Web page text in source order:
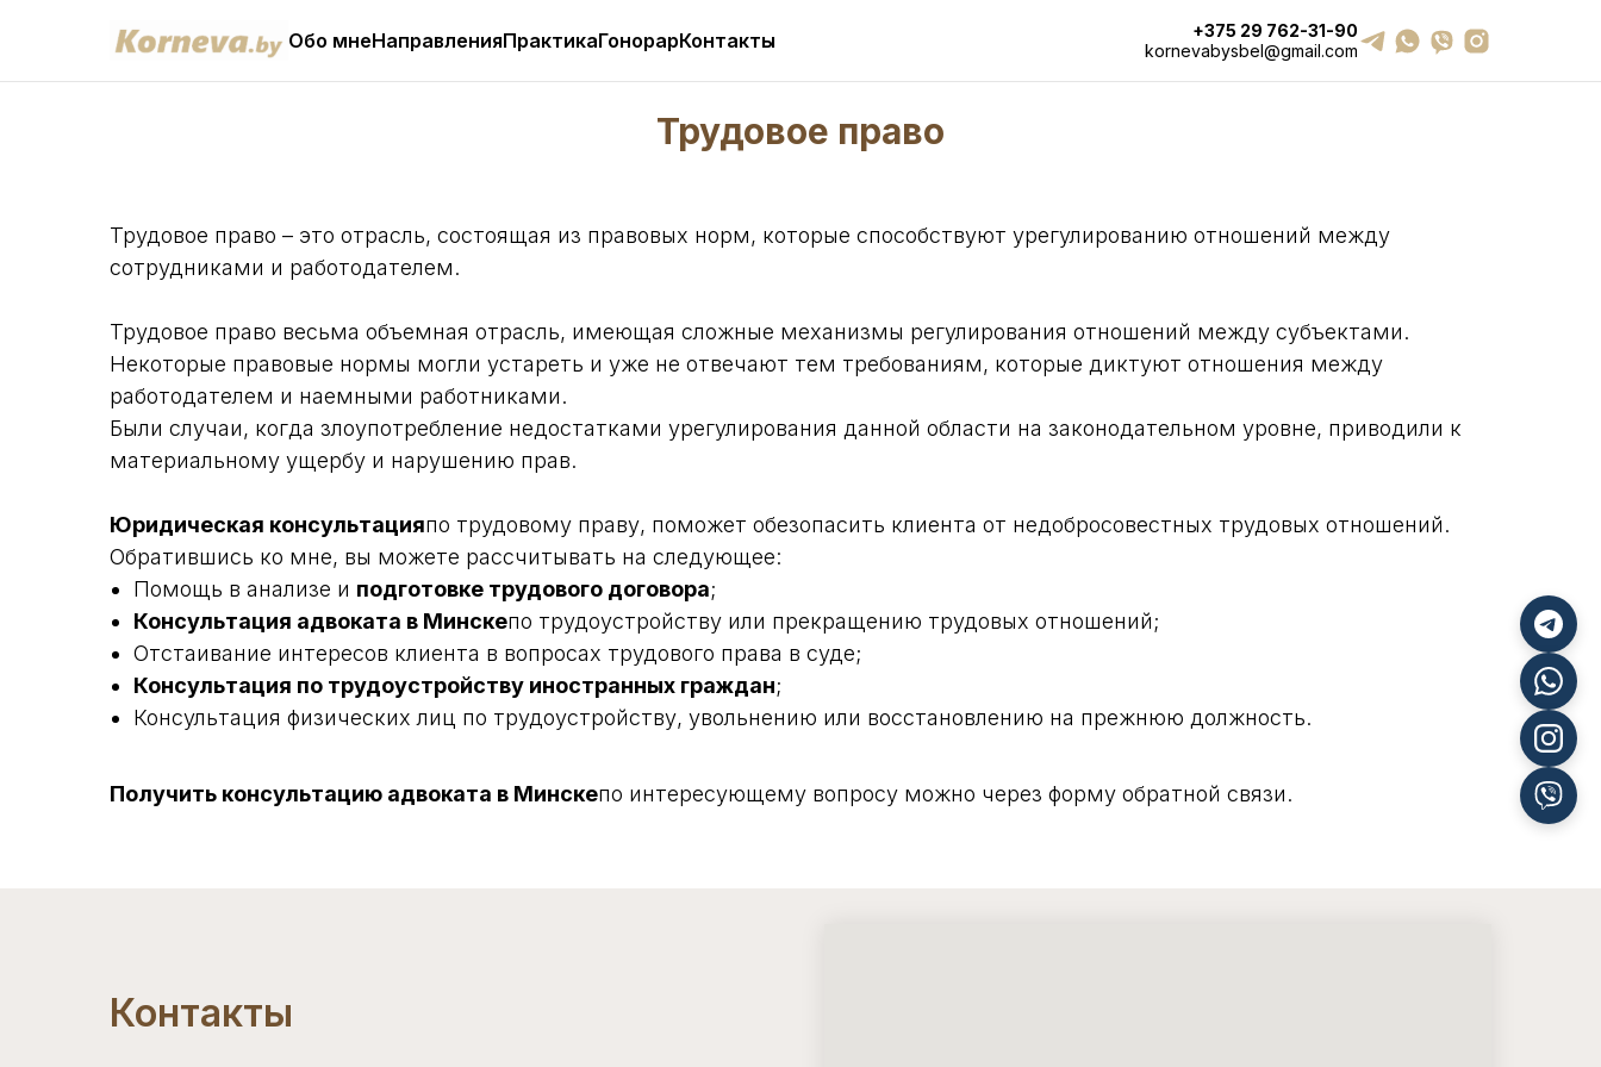
Обо мнеНаправленияПрактикаГонорарКонтакты
+375 29 762-31-90
kornevabysbel@gmail.com
Трудовое право
Трудовое право – это отрасль, состоящая из правовых норм, которые способствуют урегулированию отношений между
сотрудниками и работодателем.
Трудовое право весьма объемная отрасль, имеющая сложные механизмы регулирования отношений между субъектами.
Некоторые правовые нормы могли устареть и уже не отвечают тем требованиям, которые диктуют отношения между
работодателем и наемными работниками.
Были случаи, когда злоупотребление недостатками урегулирования данной области на законодательном уровне, приводили к
материальному ущербу и нарушению прав.
Юридическая консультацияпо трудовому праву, поможет обезопасить клиента от недобросовестных трудовых отношений.
Обратившись ко мне, вы можете рассчитывать на следующее:
Помощь в анализе и подготовке трудового договора;
Консультация адвоката в Минскепо трудоустройству или прекращению трудовых отношений;
Отстаивание интересов клиента в вопросах трудового права в суде;
Консультация по трудоустройству иностранных граждан;
Консультация физических лиц по трудоустройству, увольнению или восстановлению на прежнюю должность.
Получить консультацию адвоката в Минскепо интересующему вопросу можно через форму обратной связи.
Контакты